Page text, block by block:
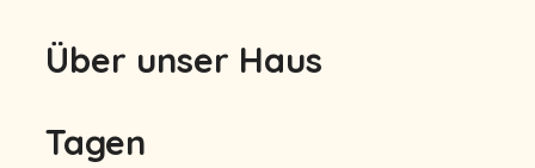
Über unser Haus
Tagen